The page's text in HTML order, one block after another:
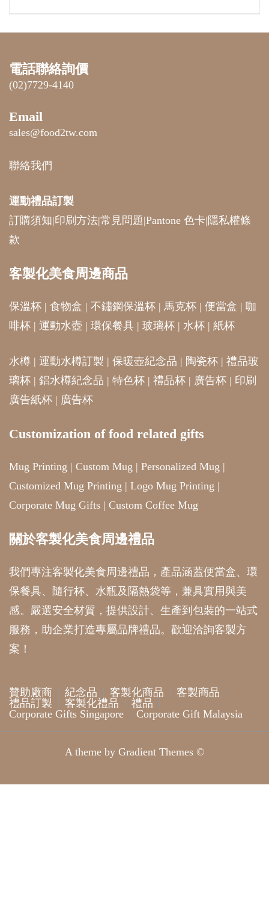
電話聯絡詢價
(02)7729-4140
Email
sales@food2tw.com
聯絡我們
運動禮品訂製
訂購須知|印刷方法|常見問題|Pantone 色卡| 隱私權條
款
客製化美食周邊商品
保溫杯 | 食物盒 | 不鏽鋼保溫杯 | 馬克杯 | 便當盒 | 咖
啡杯 | 運動水壺 | 環保餐具 | 玻璃杯 | 水杯 | 紙杯
水樽 | 運動水樽訂製 | 保暖壺紀念品 | 陶瓷杯 | 禮品玻
璃杯 | 鋁水樽紀念品 | 特色杯 | 禮品杯 | 廣告杯 | 印刷
廣告紙杯 | 廣告杯
Customization of food related gifts
Mug Printing | Custom Mug | Personalized Mug |
Customized Mug Printing | Logo Mug Printing |
Corporate Mug Gifts | Custom Coffee Mug
關於客製化美食周邊禮品
我們專注客製化美食周邊禮品，產品涵蓋便當盒、環
保餐具、隨行杯、水瓶及隔熱袋等，兼具實用與美
感。嚴選安全材質，提供設計、生產到包裝的一站式
服務，助企業打造專屬品牌禮品。歡迎洽詢客製方
案！
贊助廠商 紀念品 客製化商品
客製商品
禮品訂製
客製化禮品
禮品
Corporate Gifts Singapore
Corporate Gift Malaysia
A theme by Gradient Themes ©